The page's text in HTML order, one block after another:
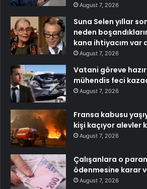
August 7, 2026
Suna Selen yıllar
neden
kana ihtiyacım var
August 7, 2026
Vatani göreve
mühendis feci
August 7, 2026
Fransa kabusu
kişi kaçıyor alevler
August 7, 2026
Çalışanlara o
ödenmesine karar
August 7, 2026